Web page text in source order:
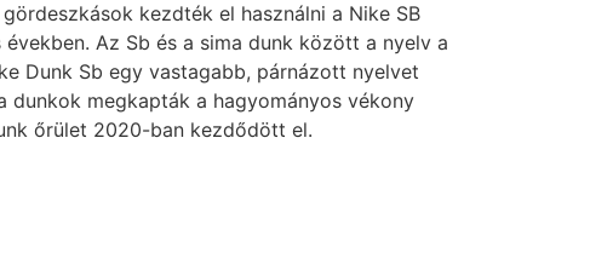
kezdték el használni a Nike SB
Az Sb és a sima dunk között a nyelv a
Dunk Sb egy vastagabb, párnázott nyelvet
dunkok megkapták a hagyományos vékony
őrület 2020-ban kezdődött el.